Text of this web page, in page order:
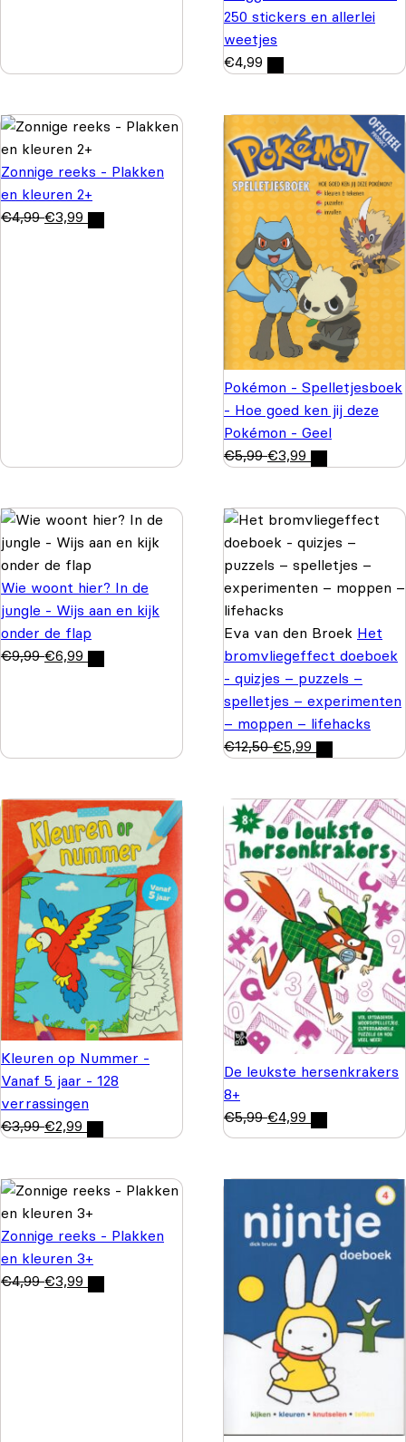
250 stickers en allerlei
weetjes
€4,99
Zonnige reeks - Plakken
en kleuren 2+
€4,99 €3,99
Pokémon - Spelletjesboek
- Hoe goed ken jij deze
Pokémon - Geel
€5,99 €3,99
Wie woont hier? In de
jungle - Wijs aan en kijk
onder de flap
€9,99 €6,99
Eva van den Broek Het
bromvliegeffect doeboek
- quizjes – puzzels –
spelletjes – experimenten
– moppen – lifehacks
€12,50 €5,99
Kleuren op Nummer -
Vanaf 5 jaar - 128
verrassingen
€3,99 €2,99
De leukste hersenkrakers
8+
€5,99 €4,99
Zonnige reeks - Plakken
en kleuren 3+
€4,99 €3,99